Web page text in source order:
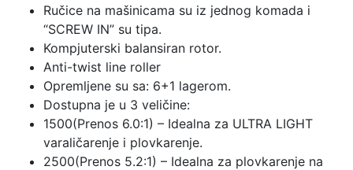
Ručice na mašinicama su iz jednog komada i
“SCREW IN” su tipa.
Kompjuterski balansiran rotor.
Anti-twist line roller
Opremljene su sa: 6+1 lagerom.
Dostupna je u 3 veličine:
1500(Prenos 6.0:1) – Idealna za ULTRA LIGHT
varaličarenje i plovkarenje.
2500(Prenos 5.2:1) – Idealna za plovkarenje na